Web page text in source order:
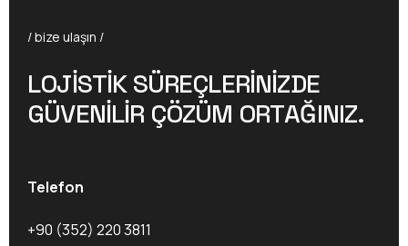
/ bize ulaşın /
LOJISTIK SÜREÇLERINIZDE
GÜVENILIR ÇÖZÜM ORTAĞINIZ.
Telefon
+90 (352) 220 3811